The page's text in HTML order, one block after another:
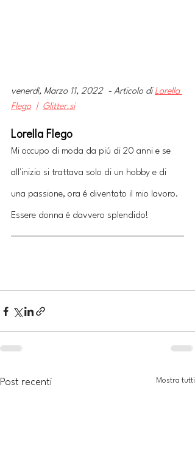
venerdì, Marzo 11, 2022  - Articolo di Lorella
Flego
  |
Glitter.si
Lorella Flego
Mi occupo di moda da piú di 20 anni e se
all'inizio si trattava solo di un hobby e di
una passione, ora é diventato il mio lavoro.
Essere donna é davvero splendido!
Post recenti Mostra tutti